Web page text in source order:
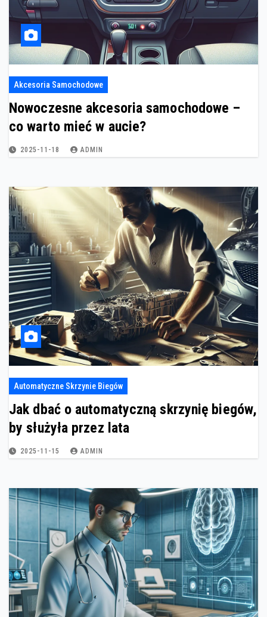
Akcesoria Samochodowe
Nowoczesne akcesoria samochodowe –
co warto mieć w aucie?
2025-11-18 ADMIN
Automatyczne Skrzynie Biegów
Jak dbać o automatyczną skrzynię biegów,
by służyła przez lata
2025-11-15 ADMIN